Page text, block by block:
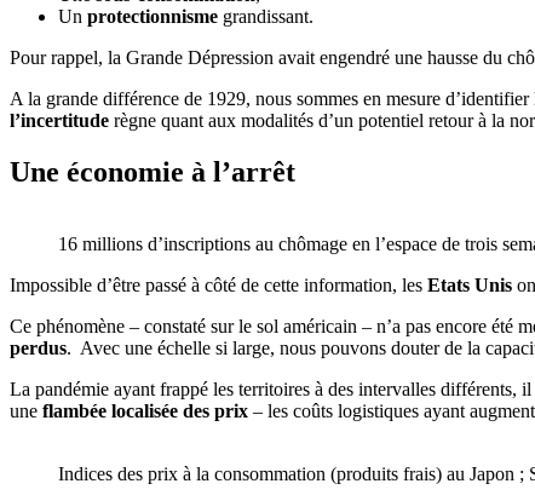
Un protectionnisme grandissant.
Pour rappel, la Grande Dépression avait engendré une hausse du
A la grande différence de 1929, nous sommes en mesure d’identifier
l’incertitude règne quant aux modalités d’un potentiel retour à la
Une économie à l’arrêt
16 millions d’inscriptions au chômage en l’espace de trois
Impossible d’être passé à côté de cette information, les Etats Unis
Ce phénomène – constaté sur le sol américain – n’a pas encore
perdus. Avec une échelle si large, nous pouvons douter de la
La pandémie ayant frappé les territoires à des intervalles différents,
une flambée localisée des prix – les coûts logistiques ayant
Indices des prix à la consommation (produits frais) au Japon ;